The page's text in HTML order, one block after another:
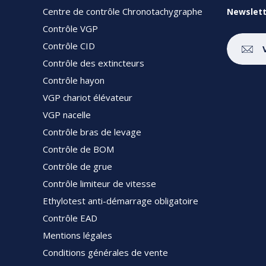
Centre de contrôle Chronotachygraphe
Contrôle VGP
Contrôle CID
Contrôle des extincteurs
Contrôle hayon
VGP chariot élévateur
VGP nacelle
Contrôle bras de levage
Contrôle de BOM
Contrôle de grue
Contrôle limiteur de vitesse
Ethylotest anti-démarrage obligatoire
Contrôle EAD
Mentions légales
Conditions générales de vente